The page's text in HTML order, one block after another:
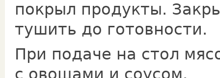
покрыл про­дукты.
тушить до готовности.
При подаче на стол
с овощами и соусом.